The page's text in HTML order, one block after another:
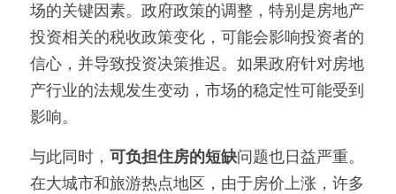
场的关键因素。政府政策的调整，特别是房地产
投资相关的税收政策变化，可能会影响投资者的
信心，并导致投资决策推迟。如果政府针对房地
产行业的法规发生变动，市场的稳定性可能受到
影响。
与此同时， 可负担住房的短缺问题也日益严重。
在大城市和旅游热点地区，由于房价上涨，许多